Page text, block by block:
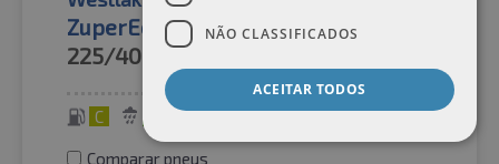
ZuperEco Z-107 XL
225/40R1892W
C 72 dB
Comparar pneus
NÃO CLASSIFICADOS
ACEITAR TODOS